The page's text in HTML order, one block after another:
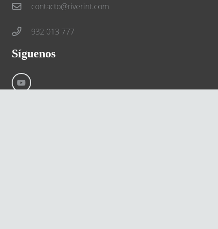
contacto@riverint.com
932 013 777
Síguenos